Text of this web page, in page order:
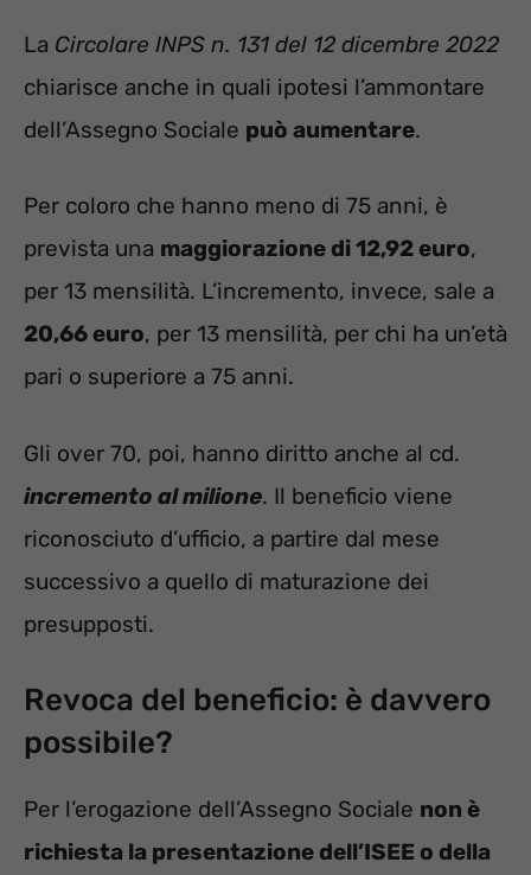
La Circolare INPS n. 131 del 12 dicembre 2022
chiarisce anche in quali ipotesi l’ammontare
dell’Assegno Sociale può aumentare.
Per coloro che hanno meno di 75 anni, è
prevista una maggiorazione di 12,92 euro,
per 13 mensilità. L’incremento, invece, sale a
20,66 euro, per 13 mensilità, per chi ha un’età
pari o superiore a 75 anni.
Gli over 70, poi, hanno diritto anche al cd.
incremento al milione. Il beneficio viene
riconosciuto d’ufficio, a partire dal mese
successivo a quello di maturazione dei
presupposti.
Revoca del beneficio: è davvero
possibile?
Per l’erogazione dell’Assegno Sociale non è
richiesta la presentazione dell’ISEE o della